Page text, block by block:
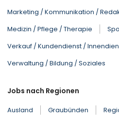
Marketing / Kommunikation /
Medizin / Pflege / Therapie
Verkauf / Kundendienst /
Verwaltung / Bildung / Soziales
Jobs nach Regionen
Ausland Graubünden